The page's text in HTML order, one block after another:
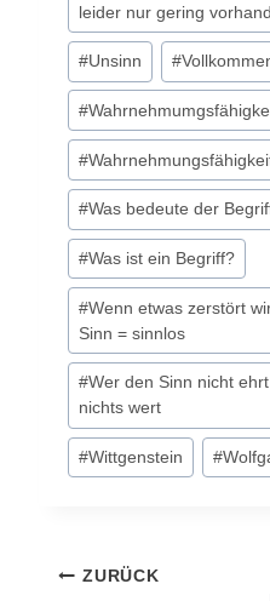
leider nur gering
#Unsinn #
#
#
#Was bedeute der
#Was ist ein Begriff?
#Wenn etwas zerstört
Sinn = sinnlos
#Wer den Sinn nicht
nichts wert
#Wittgenstein #
ZURÜCK